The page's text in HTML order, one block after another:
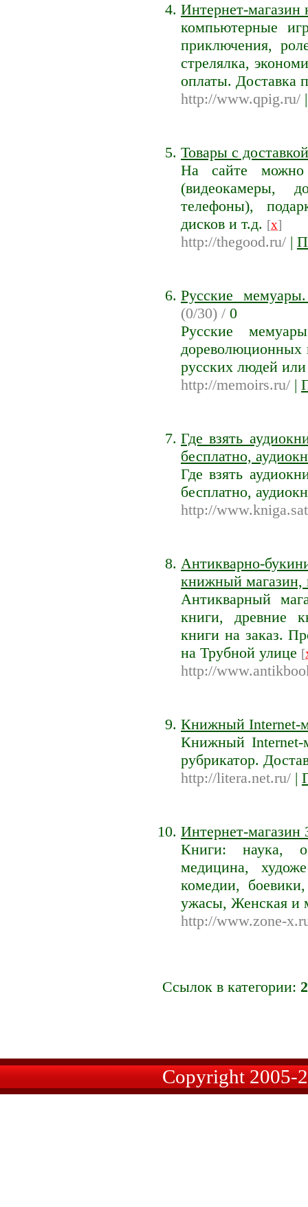
Интернет-
компьютерные
приключения,
стрелялка,
оплаты. Доставка
http://www.qpig.ru/
Товары с
На сайте можно
(видеокамеры,
телефоны),
дисков и т.д. [x]
http://thegood.ru/ |
Русские
(0/30) / 0
Русские
дореволюционных
русских людей
http://memoirs.ru/ |
Где взять
бесплатно,
Где взять
бесплатно,
http://
Антикварно-
книжный магазин,
Антикварный
книги, древние
книги на заказ.
на Трубной улице [
http://
Книжный Internet-
Книжный Internet-
рубрикатор.
http://litera.net.ru/ |
Интернет-
Книги: наука,
медицина,
комедии,
ужасы, Женская и
http://www.zone-
Ссылок в категории:
Copyright 2005-